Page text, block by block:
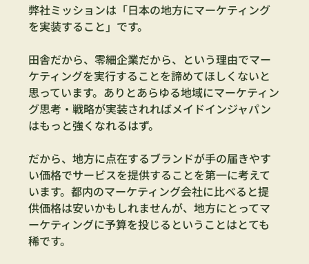
弊社ミッションは「日本の地方にマーケティング
を実装すること」です。
田舎だから、零細企業だから、という理由でマー
ケティングを実行することを諦めてほしくないと
思っています。ありとあらゆる地域にマーケティン
グ思考・戦略が実装されればメイドインジャパン
はもっと強くなれるはず。
だから、地方に点在するブランドが手の届きやす
い価格でサービスを提供することを第一に考えて
います。都内のマーケティング会社に比べると提
供価格は安いかもしれませんが、地方にとってマ
ーケティングに予算を投じるということはとても
稀です。